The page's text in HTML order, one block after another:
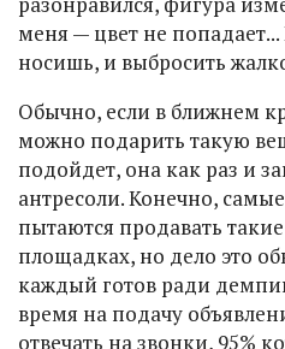
меня — цвет не
носишь, и выбросить
Обычно, если в ближнем
можно подарить такую
подойдет, она как раз и
антресоли. Конечно,
пытаются продавать
площадках, но дело это
каждый готов ради
время на подачу
отвечать на звонки, 95%